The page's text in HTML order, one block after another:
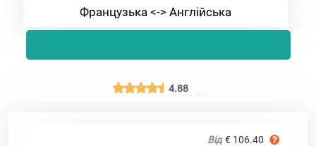
Французька <-> Англійська
4.88
Від € 106.40